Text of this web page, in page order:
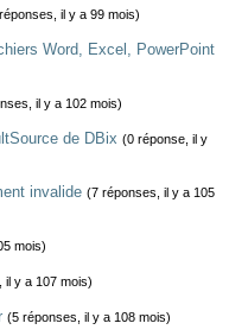
il y a 99 mois)
Word, Excel, PowerPoint
il y a 102 mois)
de DBix (0 réponse, il y
invalide (7 réponses, il y a 105
mois)
il y a 107 mois)
(5 réponses, il y a 108 mois)